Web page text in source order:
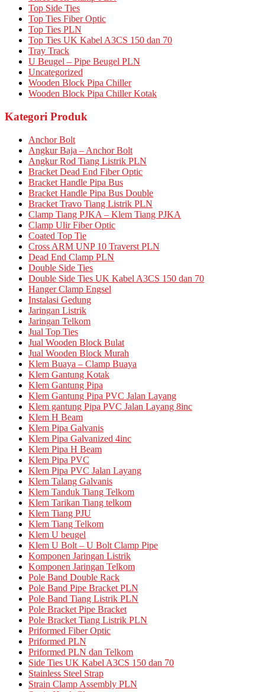
Top Side Ties
Top Ties Fiber Optic
Top Ties PLN
Top Ties UK Kabel A3CS 150 dan 70
Tray Track
U Beugel – Pipe Beugel PLN
Uncategorized
Wooden Block Pipa Chiller
Wooden Block Pipa Chiller Kotak
Kategori Produk
Anchor Bolt
Angkur Baja – Anchor Bolt
Angkur Rod Tiang Listrik PLN
Bracket Dead End Fiber Optic
Bracket Handle Pipa Bus
Bracket Handle Pipa Bus Double
Bracket Travo Tiang Listrik PLN
Clamp Tiang PJKA – Klem Tiang PJKA
Clamp Ulir Fiber Optic
Coated Top Tie
Cross ARM UNP 10 Traverst PLN
Dead End Clamp PLN
Double Side Ties
Double Side Ties UK Kabel A3CS 150 dan 70
Hanger Clamp Engsel
Instalasi Gedung
Jaringan Listrik
Jaringan Telkom
Jual Top Ties
Jual Wooden Block Bulat
Jual Wooden Block Murah
Klem Buaya – Clamp Buaya
Klem Gantung Kotak
Klem Gantung Pipa
Klem Gantung Pipa PVC Jalan Layang
Klem gantung Pipa PVC Jalan Layang 8inc
Klem H Beam
Klem Pipa Galvanis
Klem Pipa Galvanized 4inc
Klem Pipa H Beam
Klem Pipa PVC
Klem Pipa PVC Jalan Layang
Klem Talang Galvanis
Klem Tanduk Tiang Telkom
Klem Tarikan Tiang telkom
Klem Tiang PJU
Klem Tiang Telkom
Klem U beugel
Klem U Bolt – U Bolt Clamp Pipe
Komponen Jaringan Listrik
Komponen Jaringan Telkom
Pole Band Double Rack
Pole Band Pipe Bracket PLN
Pole Band Tiang Listrik PLN
Pole Bracket Pipe Bracket
Pole Bracket Tiang Listrik PLN
Priformed Fiber Optic
Priformed PLN
Priformed PLN dan Telkom
Side Ties UK Kabel A3CS 150 dan 70
Stainless Steel Strap
Strain Clamp Assembly PLN